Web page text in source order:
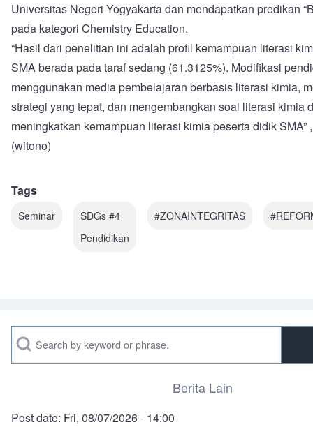
Universitas Negeri Yogyakarta dan mendapatkan predikan
pada kategori Chemistry Education.
“Hasil dari penelitian ini adalah profil kemampuan literasi
SMA berada pada taraf sedang (61.3125%). Modifikasi
menggunakan media pembelajaran berbasis literasi kimia,
strategi yang tepat, dan mengembangkan soal literasi kimia
meningkatkan kemampuan literasi kimia peserta didik SMA”
(witono)
Tags
Seminar
SDGs #4
Pendidikan
#ZONAINTEGRITAS
Search
Berita Lain
Post date: Fri, 08/07/2026 - 14:00